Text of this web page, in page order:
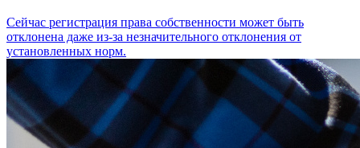
Сейчас регистрация права собственности может быть
отклонена даже из-за незначительного отклонения от
установленных норм.